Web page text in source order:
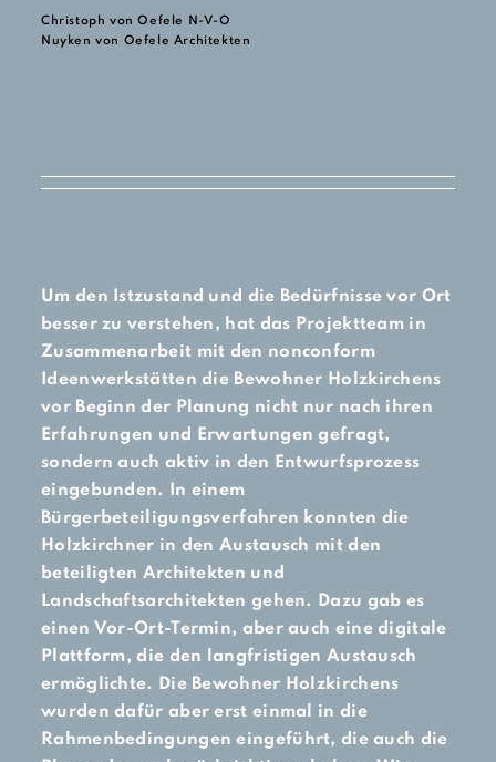
Christoph von Oefele N-V-O
Nuyken von Oefele Architekten
Um den Istzustand und die Bedürfnisse vor Ort
besser zu verstehen, hat das Projektteam in
Zusammenarbeit mit den nonconform
Ideenwerkstätten die Bewohner Holzkirchens
vor Beginn der Planung nicht nur nach ihren
Erfahrungen und Erwartungen gefragt,
sondern auch aktiv in den Entwurfsprozess
eingebunden. In einem
Bürgerbeteiligungsverfahren konnten die
Holzkirchner in den Austausch mit den
beteiligten Architekten und
Landschaftsarchitekten gehen. Dazu gab es
einen Vor-Ort-Termin, aber auch eine digitale
Plattform, die den langfristigen Austausch
ermöglichte. Die Bewohner Holzkirchens
wurden dafür aber erst einmal in die
Rahmenbedingungen eingeführt, die auch die